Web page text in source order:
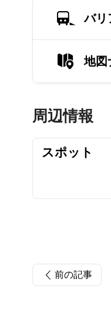
バリ
地図
周辺情報
スポット
前の記事